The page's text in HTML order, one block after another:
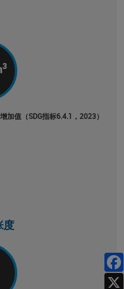
3
加值（SDG指标6.4.1，2023）
度